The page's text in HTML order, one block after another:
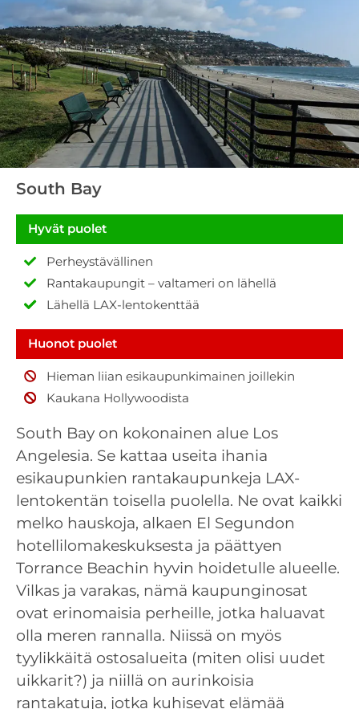
South Bay
Hyvät puolet
Perheystävällinen
Rantakaupungit – valtameri on lähellä
Lähellä LAX-lentokenttää
Huonot puolet
Hieman liian esikaupunkimainen joillekin
Kaukana Hollywoodista
South Bay on kokonainen alue Los
Angelesia. Se kattaa useita ihania
esikaupunkien rantakaupunkeja LAX-
lentokentän toisella puolella. Ne ovat kaikki
melko hauskoja, alkaen El Segundon
hotellilomakeskuksesta ja päättyen
Torrance Beachin hyvin hoidetulle alueelle.
Vilkas ja varakas, nämä kaupunginosat
ovat erinomaisia perheille, jotka haluavat
olla meren rannalla. Niissä on myös
tyylikkäitä ostosalueita (miten olisi uudet
uikkarit?) ja niillä on aurinkoisia
rantakatuja, jotka kuhisevat elämää